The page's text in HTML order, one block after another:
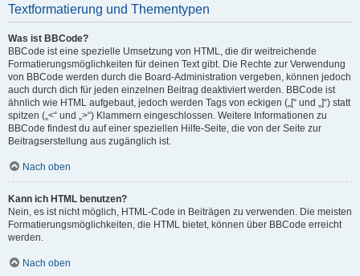
Textformatierung und Thementypen
Was ist BBCode?
BBCode ist eine spezielle Umsetzung von HTML, die dir weitreichende
Formatierungsmöglichkeiten für deinen Text gibt. Die Rechte zur Verwendung
von BBCode werden durch die Board-Administration vergeben, können jedoch
auch durch dich für jeden einzelnen Beitrag deaktiviert werden. BBCode ist
ähnlich wie HTML aufgebaut, jedoch werden Tags von eckigen („[“ und „]“) statt
spitzen („<“ und „>“) Klammern eingeschlossen. Weitere Informationen zu
BBCode findest du auf einer speziellen Hilfe-Seite, die von der Seite zur
Beitragserstellung aus zugänglich ist.
Nach oben
Kann ich HTML benutzen?
Nein, es ist nicht möglich, HTML-Code in Beiträgen zu verwenden. Die meisten
Formatierungsmöglichkeiten, die HTML bietet, können über BBCode erreicht
werden.
Nach oben